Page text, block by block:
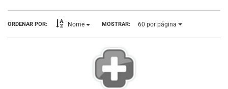
ORDENAR POR: Nome MOSTRAR: 60 por página